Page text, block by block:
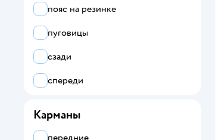
пояс на резинке
пуговицы
сзади
спереди
Карманы
передние